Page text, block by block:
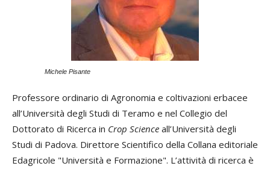
Michele Pisante
Professore ordinario di Agronomia e coltivazioni erbacee
all’Università degli Studi di Teramo e nel Collegio del
Dottorato di Ricerca in Crop Science all’Università degli
Studi di Padova. Direttore Scientifico della Collana editoriale
Edagricole "Università e Formazione". L’attività di ricerca è